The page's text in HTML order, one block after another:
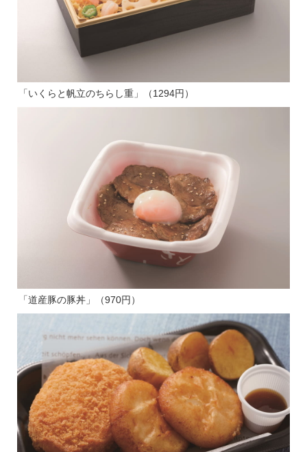
「いくらと帆立のちらし重」（1294円）
「道産豚の豚丼」（970円）